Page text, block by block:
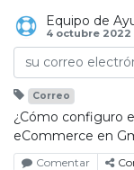
Equipo de
4 octubre 2022
Correo
¿Cómo configuro
eCommerce en
Comentar